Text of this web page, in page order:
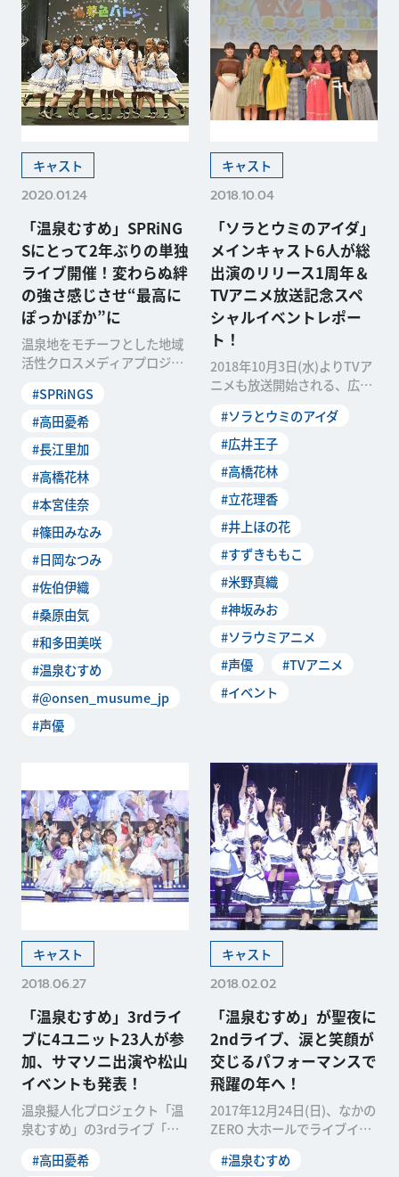
キャスト
2020.01.24
「温泉むすめ」SPRiNG
Sにとって2年ぶりの単独
ライブ開催！変わらぬ絆
の強さ感じさせ“最高に
ぽっかぽか”に
温泉地をモチーフとした地域
活性クロスメディアプロジェ
イベント「SPRiNG
#SPRiNGS
#高田憂希
#長江里加
#高橋花林
#本宮佳奈
#篠田みなみ
#日岡なつみ
#佐伯伊織
#桑原由気
#和多田美咲
#温泉むすめ
#@onsen_musume_jp
#声優
キャスト
2018.10.04
「ソラとウミのアイダ」
メインキャスト6人が総
出演のリリース1周年＆
TVアニメ放送記念スペ
シャルイベントレポー
ト！
2018年10月3日(水)よりTVア
ニメも放送開始される、広井
るスマートフ
#ソラとウミのアイダ
#広井王子
#高橋花林
#立花理香
#井上ほの花
#すずきももこ
#米野真織
#神坂みお
#ソラウミアニメ
#声優
#TVアニメ
#イベント
キャスト
2018.06.27
「温泉むすめ」3rdライ
ブに4ユニット23人が参
加、サマソニ出演や松山
イベントも発表！
温泉擬人化プロジェクト「温
泉むすめ」の3rdライブ「温
☆S
#高田憂希
キャスト
2018.02.02
「温泉むすめ」が聖夜に
2ndライブ、涙と笑顔が
交じるパフォーマンスで
飛躍の年へ！
2017年12月24日(日)、なかの
ZERO 大ホールでライブイベ
#温泉むすめ